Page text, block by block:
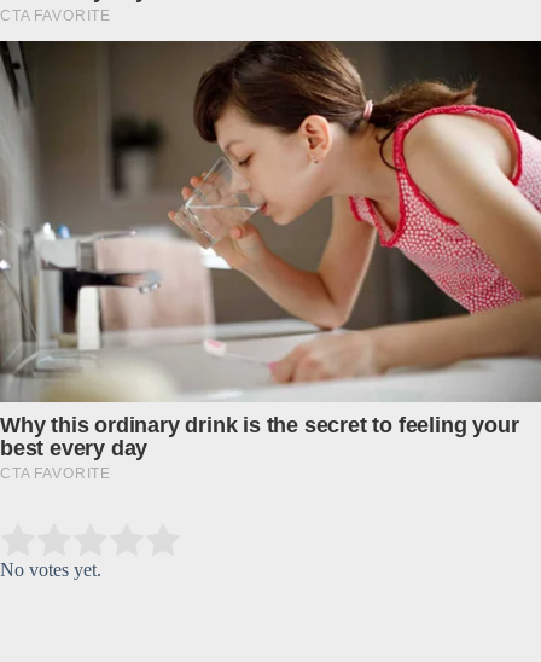
No votes yet.